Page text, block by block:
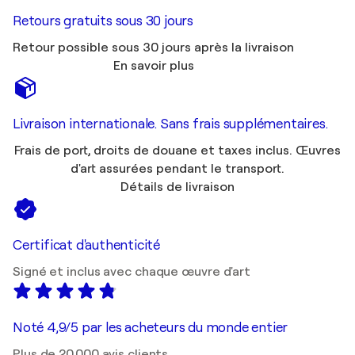
Retours gratuits sous 30 jours
Retour possible sous 30 jours après la livraison
En savoir plus
Livraison internationale. Sans frais supplémentaires.
Frais de port, droits de douane et taxes inclus. Œuvres
d'art assurées pendant le transport.
Détails de livraison
Certificat d'authenticité
Signé et inclus avec chaque œuvre d'art
Noté 4,9/5 par les acheteurs du monde entier